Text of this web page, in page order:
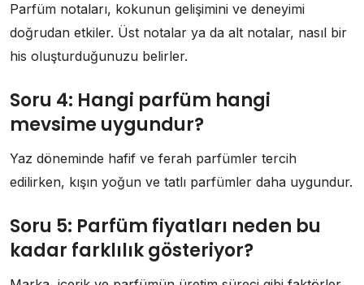
Parfüm notaları, kokunun gelişimini ve deneyimi
doğrudan etkiler. Üst notalar ya da alt notalar, nasıl bir
his oluşturduğunuzu belirler.
Soru 4: Hangi parfüm hangi
mevsime uygundur?
Yaz döneminde hafif ve ferah parfümler tercih
edilirken, kışın yoğun ve tatlı parfümler daha uygundur.
Soru 5: Parfüm fiyatları neden bu
kadar farklılık gösteriyor?